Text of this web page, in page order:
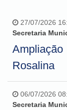
27/07/2026
Secretaria
Rosalina
06/07/2026
Secretaria